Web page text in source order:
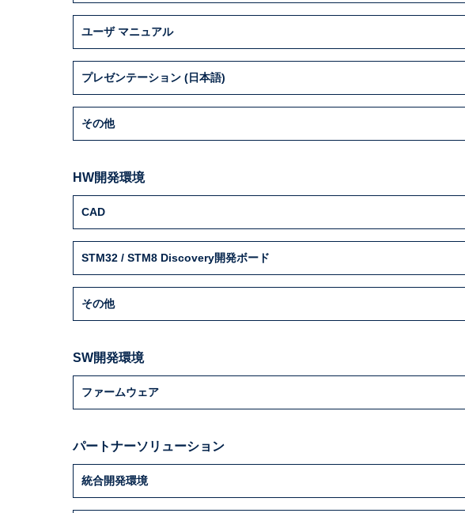
ユーザ マニュアル
プレゼンテーション (日本語)
その他
HW開発環境
CAD
STM32 / STM8 Discovery開発ボード
その他
SW開発環境
ファームウェア
パートナーソリューション
統合開発環境